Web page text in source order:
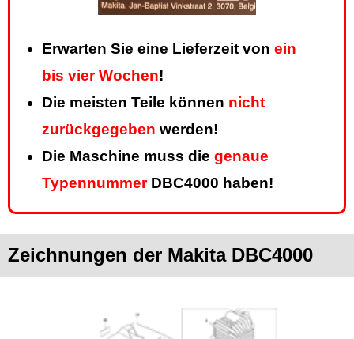
Erwarten Sie eine Lieferzeit von ein
bis vier Wochen!
Die meisten Teile können nicht
zurückgegeben werden!
Die Maschine muss die genaue
TypennummerDBC4000 haben!
Zeichnungen der Makita DBC4000